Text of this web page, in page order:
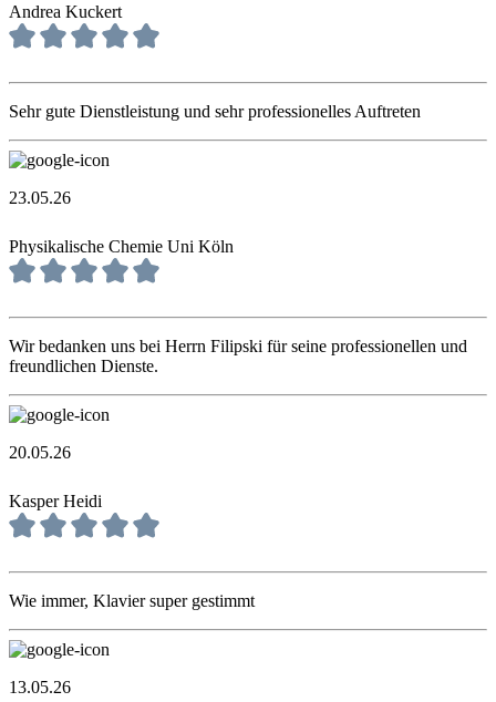
Andrea Kuckert
Sehr gute Dienstleistung und sehr professionelles Auftreten
23.05.26
Physikalische Chemie Uni Köln
Wir bedanken uns bei Herrn Filipski für seine professionellen und
freundlichen Dienste.
20.05.26
Kasper Heidi
Wie immer, Klavier super gestimmt
13.05.26